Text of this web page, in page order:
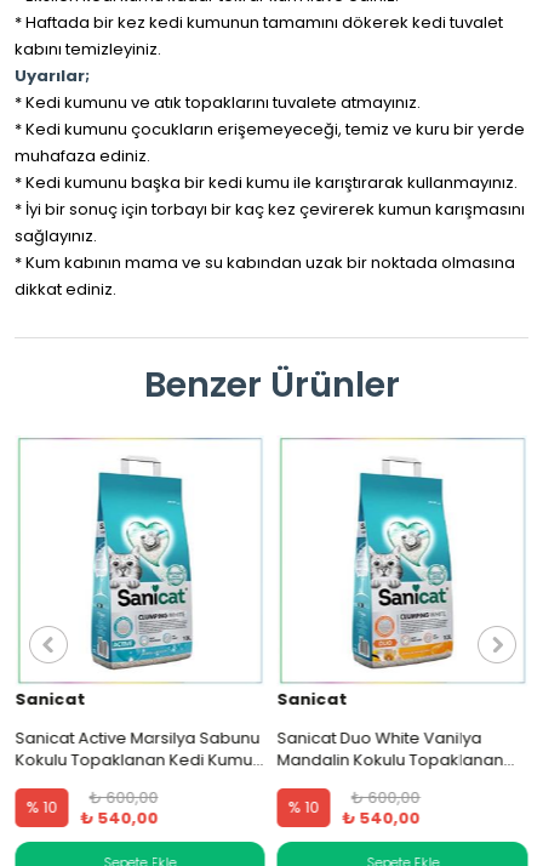
* Haftada bir kez kedi kumunun tamamını dökerek kedi tuvalet
kabını temizleyiniz.
Uyarılar;
* Kedi kumunu ve atık topaklarını tuvalete atmayınız.
* Kedi kumunu çocukların erişemeyeceği, temiz ve kuru bir yerde
muhafaza ediniz.
* Kedi kumunu başka bir kedi kumu ile karıştırarak kullanmayınız.
* İyi bir sonuç için torbayı bir kaç kez çevirerek kumun karışmasını
sağlayınız.
* Kum kabının mama ve su kabından uzak bir noktada olmasına
dikkat ediniz.
Benzer Ürünler
Sanicat
Sanicat Active Marsilya Sabunu
Kokulu Topaklanan Kedi Kumu
% 10
₺ 600,00
₺ 540,00
Sanicat
Sanicat Duo White Vanilya
Mandalin Kokulu Topaklanan
% 10
₺ 600,00
₺ 540,00